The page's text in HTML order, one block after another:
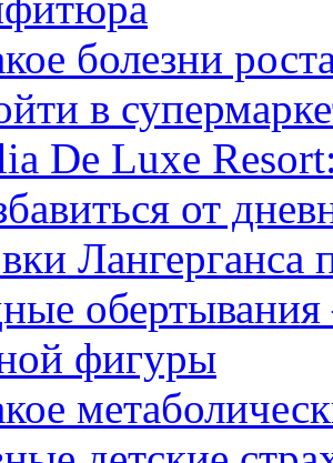
болезни
в
De Luxe
от
обертывания
фигуры